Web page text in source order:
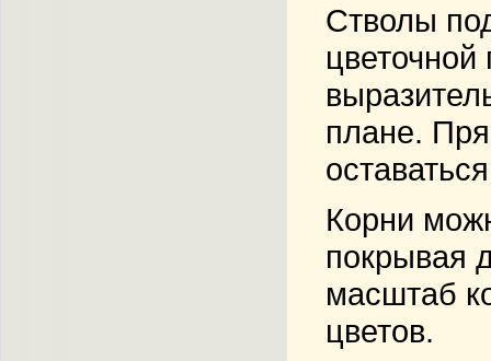
Стволы
плане.
Корни
покрывая
масштаб
цветов.